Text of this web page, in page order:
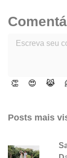
👏 😍 😹
Posts mais